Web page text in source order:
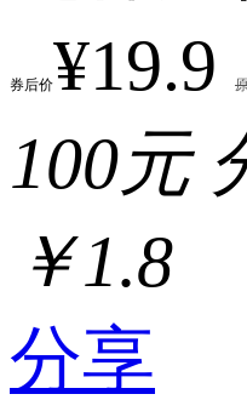
券后价¥19.9
100元
￥1.8
分享